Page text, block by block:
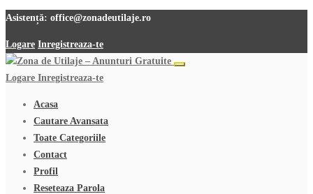
Asistență: office@zonadeutilaje.ro
Logare Inregistreaza-te
Logare Inregistreaza-te
Acasa
Cautare Avansata
Toate Categoriile
Contact
Profil
Reseteaza Parola